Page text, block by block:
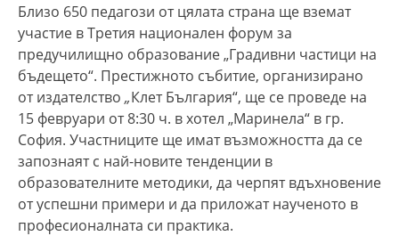
Близо 650 педагози от цялата страна ще вземат
участие в Третия национален форум за
предучилищно образование „Градивни частици на
бъдещето“. Престижното събитие, организирано
от издателство „Клет България“, ще се проведе на
15 февруари от 8:30 ч. в хотел „Маринела“ в гр.
София. Участниците ще имат възможността да се
запознаят с най-новите тенденции в
образователните методики, да черпят вдъхновение
от успешни примери и да приложат наученото в
професионалната си практика.